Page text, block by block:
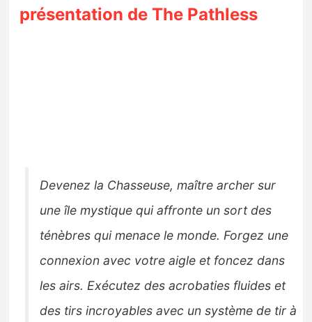
présentation de The Pathless
Devenez la Chasseuse, maître archer sur
une île mystique qui affronte un sort des
ténèbres qui menace le monde. Forgez une
connexion avec votre aigle et foncez dans
les airs. Exécutez des acrobaties fluides et
des tirs incroyables avec un système de tir à